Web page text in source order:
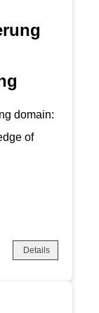
domain:
of
Details